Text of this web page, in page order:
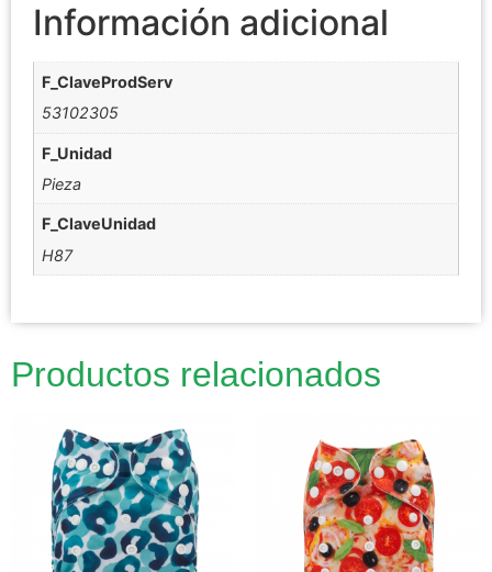
Información adicional
F_ClaveProdServ
53102305
F_Unidad
Pieza
F_ClaveUnidad
H87
Productos relacionados